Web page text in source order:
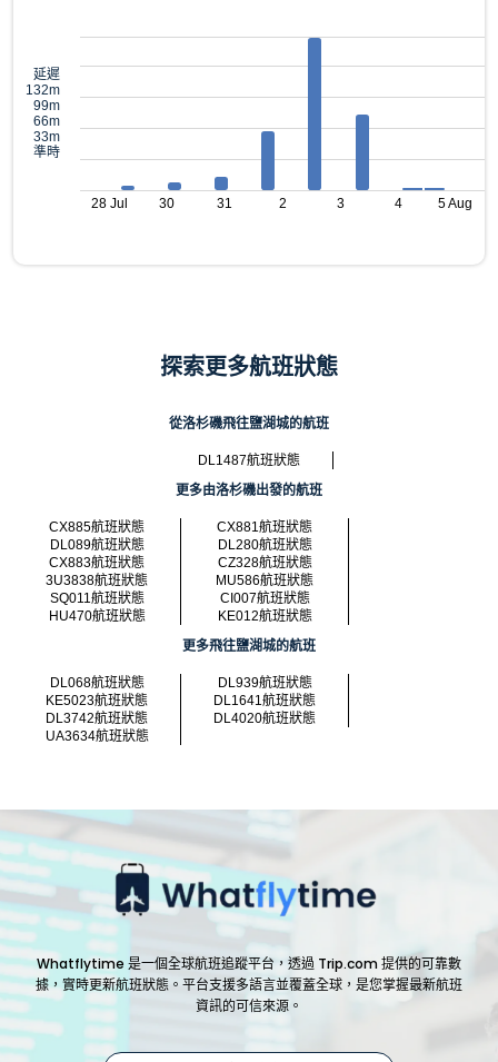
延遲
132m
99m
66m
33m
準時
28 Jul 30 31 2 3 4 5 Aug
探索更多航班狀態
從洛杉磯飛往鹽湖城的航班
DL1487航班狀態
更多由洛杉磯出發的航班
CX885航班狀態
CX881航班狀態
DL089航班狀態
DL280航班狀態
CX883航班狀態
CZ328航班狀態
3U3838航班狀態
MU586航班狀態
SQ011航班狀態
CI007航班狀態
HU470航班狀態
KE012航班狀態
更多飛往鹽湖城的航班
DL068航班狀態
DL939航班狀態
KE5023航班狀態
DL1641航班狀態
DL3742航班狀態
DL4020航班狀態
UA3634航班狀態
Whatflytime 是一個全球航班追蹤平台，透過 Trip.com 提供的可靠數
據，實時更新航班狀態。平台支援多語言並覆蓋全球，是您掌握最新航班
資訊的可信來源。